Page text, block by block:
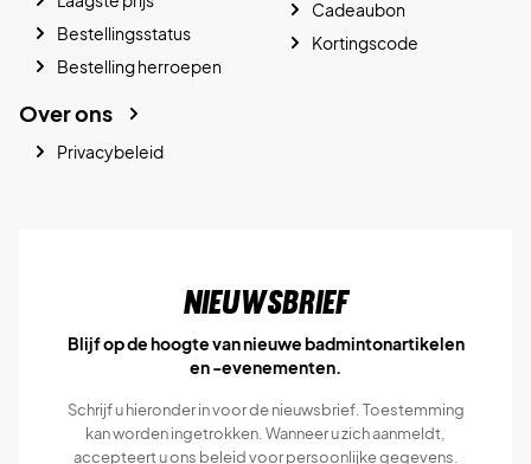
Bestellingsstatus
Bestelling herroepen
Cadeaubon
Kortingscode
Over ons
Privacybeleid
Nieuwsbrief
Blijf op de hoogte van nieuwe badmintonartikelen
en -evenementen.
Schrijf u hieronder in voor de nieuwsbrief. Toestemming
kan worden ingetrokken. Wanneer u zich aanmeldt,
accepteert u ons beleid voor persoonlijke gegevens.